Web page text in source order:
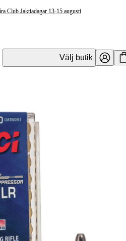
Club Jaktiadagar 13-15 augusti
Välj butik
(HP)
(SP)
(FMJ)